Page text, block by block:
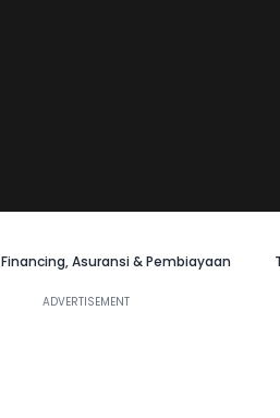
Financing, Asuransi & Pembiayaan